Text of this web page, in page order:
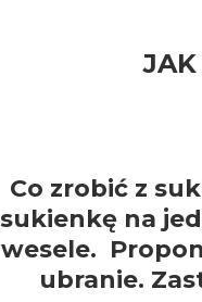
JAK
Co zrobić z
sukienkę na
wesele.
ubranie.